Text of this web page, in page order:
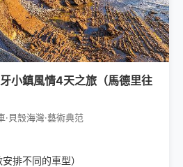
小鎮風情4天之旅（馬德里往
貝殼海灣·藝術典范
排不同的車型）